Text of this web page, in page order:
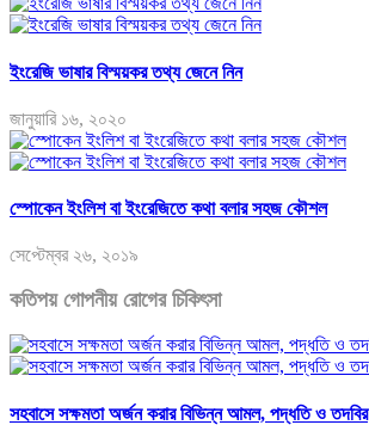
ইংরেজি ভাষার বিস্ময়কর তথ্য জেনে নিন
জানুয়ারি ১৬, ২০২০
স্পোকেন ইংলিশ বা ইংরেজিতে কথা বলার সহজ কৌশল
সেপ্টেম্বর ২৬, ২০১৯
কতিপয় গোপনীয় রোগের চিকিৎসা
সহবাসে সক্ষমতা অর্জন করার বিভিন্ন আমল, পদ্ধতি ও তদবির